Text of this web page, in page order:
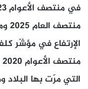
الإرتفاع في مؤشّر
التي مرّت بها